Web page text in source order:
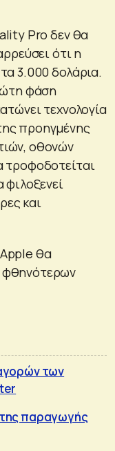
Pro δεν θα
ότι η
3.000 δολάρια.
φάση
τεχνολογία
προηγμένης
οθονών
τροφοδοτείται
και
θα
φθηνότερων
των
παραγωγής